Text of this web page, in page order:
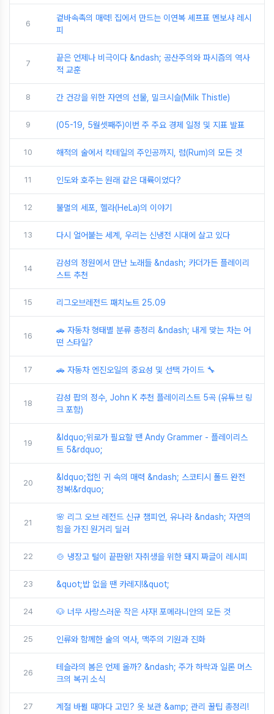
6
겉바속촉의 매력! 집에서 만드는 이연복 셰프표 멘보샤 레시
피
7
끝은 언제나 비극이다 &ndash; 공산주의와 파시즘의 역사
적 교훈
8 간 건강을 위한 자연의 선물, 밀크시슬(Milk Thistle)
9 (05-19, 5월셋째주)이번 주 주요 경제 일정 및 지표 발표
10 해적의 술에서 칵테일의 주인공까지, 럼(Rum)의 모든 것
11 인도와 호주는 원래 같은 대륙이었다?
12 불멸의 세포, 헬라(HeLa)의 이야기
13 다시 얼어붙는 세계, 우리는 신냉전 시대에 살고 있다
14
감성의 정원에서 만난 노래들 &ndash; 카더가든 플레이리
스트 추천
15 리그오브레전드 패치노트 25.09
16
🚗 자동차 형태별 분류 총정리 &ndash; 내게 맞는 차는 어
떤 스타일?
17 🚗 자동차 엔진오일의 중요성 및 선택 가이드 🔧
18
감성 팝의 정수, John K 추천 플레이리스트 5곡 (유튜브 링
크 포함)
19
&ldquo;위로가 필요할 땐 Andy Grammer - 플레이리스
트 5&rdquo;
20
&ldquo;접힌 귀 속의 매력 &ndash; 스코티시 폴드 완전
정복!&rdquo;
21
🌸 리그 오브 레전드 신규 챔피언, 유나라 &ndash; 자연의
힘을 가진 원거리 딜러
22 🍲 냉장고 털이 끝판왕! 자취생을 위한 돼지 짜글이 레시피
23 &quot;밥 없을 땐 카레지!&quot;
24 🐶 너무 사랑스러운 작은 사자! 포메라니안의 모든 것
25 인류와 함께한 술의 역사, 맥주의 기원과 진화
26
테슬라의 봄은 언제 올까? &ndash; 주가 하락과 일론 머스
크의 복귀 소식
27 계절 바뀔 때마다 고민? 옷 보관 &amp; 관리 꿀팁 총정리!